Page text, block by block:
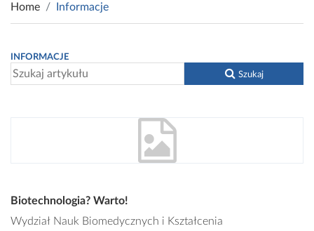
Home Informacje
INFORMACJE
Szukaj
Biotechnologia? Warto!
Wydział Nauk Biomedycznych i Kształcenia